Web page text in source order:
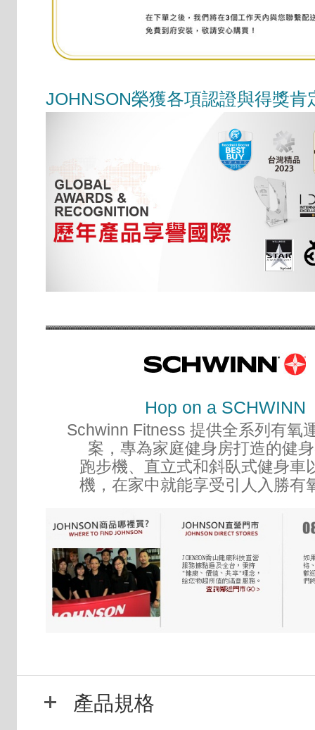
JOHNSON榮獲各項認證與得獎肯
Hop on a SCHWINN
Schwinn Fitness 提供全系列有氧
案，專為家庭健身房打造的健
跑步機、直立式和斜臥式健身車
機，在家中就能享受引人入勝有
產品規格